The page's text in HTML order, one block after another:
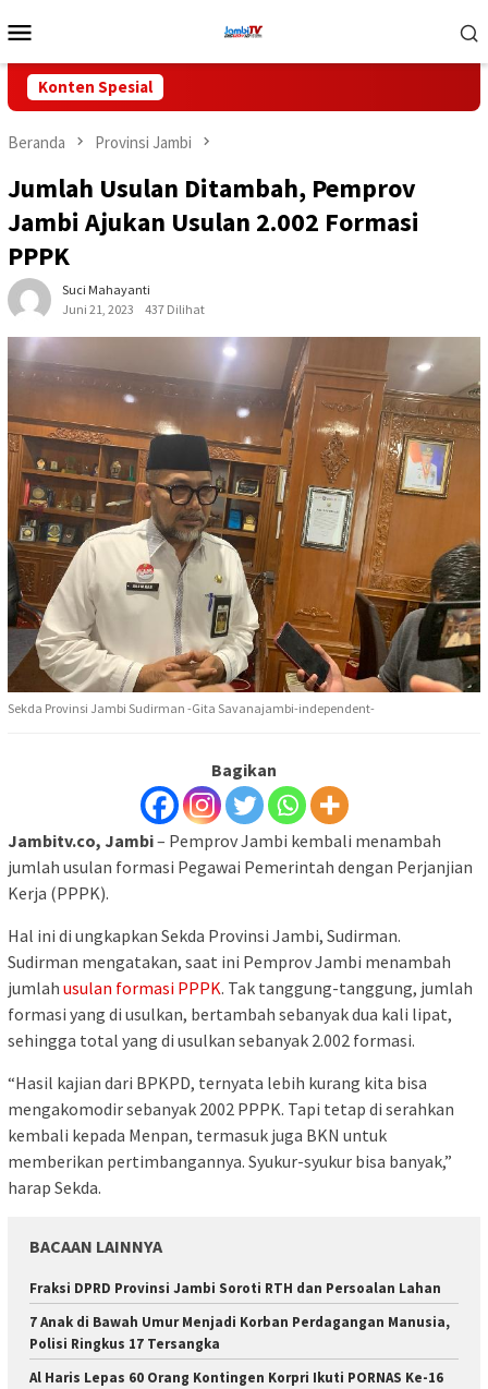
ke
Mobile
Konten Spesial
Beranda Provinsi Jambi
Jumlah Usulan Ditambah, Pemprov
Jambi Ajukan Usulan 2.002 Formasi
PPPK
Suci Mahayanti
Juni 21, 2023
437 Dilihat
Sekda Provinsi Jambi Sudirman -Gita Savanajambi-independent-
Bagikan
Jambitv.co, Jambi– Pemprov Jambi kembali menambah
jumlah usulan formasi Pegawai Pemerintah dengan Perjanjian
Kerja (PPPK).
Hal ini di ungkapkan Sekda Provinsi Jambi, Sudirman.
Sudirman mengatakan, saat ini Pemprov Jambi menambah
jumlah usulan formasi PPPK. Tak tanggung-tanggung, jumlah
formasi yang di usulkan, bertambah sebanyak dua kali lipat,
sehingga total yang di usulkan sebanyak 2.002 formasi.
“Hasil kajian dari BPKPD, ternyata lebih kurang kita bisa
mengakomodir sebanyak 2002 PPPK. Tapi tetap di serahkan
kembali kepada Menpan, termasuk juga BKN untuk
memberikan pertimbangannya. Syukur-syukur bisa banyak,”
harap Sekda.
BACAAN LAINNYA
Fraksi DPRD Provinsi Jambi Soroti RTH dan Persoalan Lahan
7 Anak di Bawah Umur Menjadi Korban Perdagangan Manusia,
Polisi Ringkus 17 Tersangka
Al Haris Lepas 60 Orang Kontingen Korpri Ikuti PORNAS Ke-16